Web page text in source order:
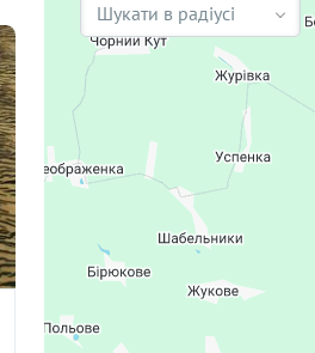
Шукати в радіусі